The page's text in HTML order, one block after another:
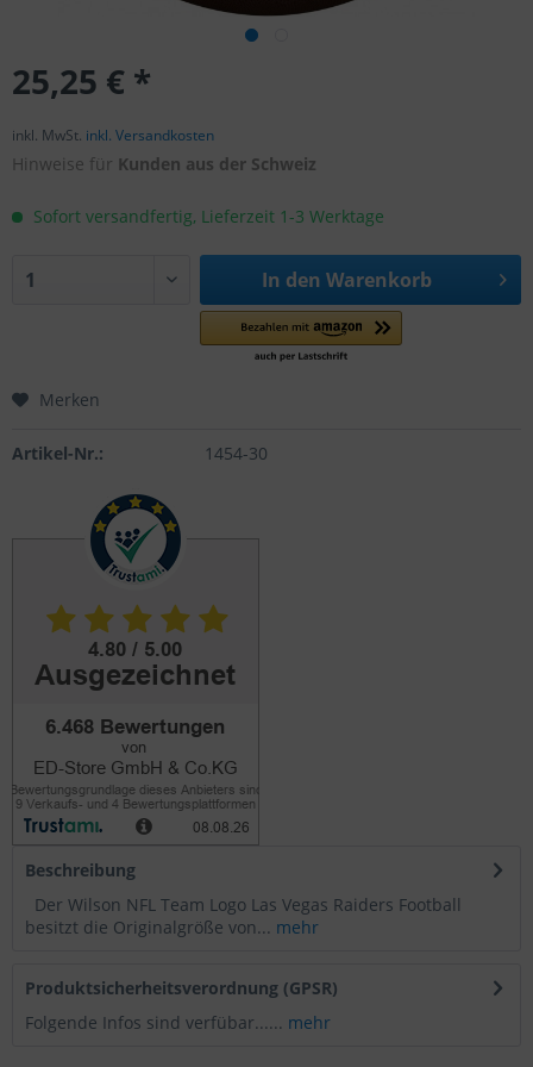
25,25 € *
inkl. MwSt. inkl. Versandkosten
Hinweise für Kunden aus der Schweiz
Sofort versandfertig, Lieferzeit 1-3 Werktage
In den Warenkorb
Merken
Artikel-Nr.: 1454-30
Beschreibung
Der Wilson NFL Team Logo Las Vegas Raiders Football
besitzt die Originalgröße von... mehr
Produktsicherheitsverordnung (GPSR)
Folgende Infos sind verfübar...... mehr